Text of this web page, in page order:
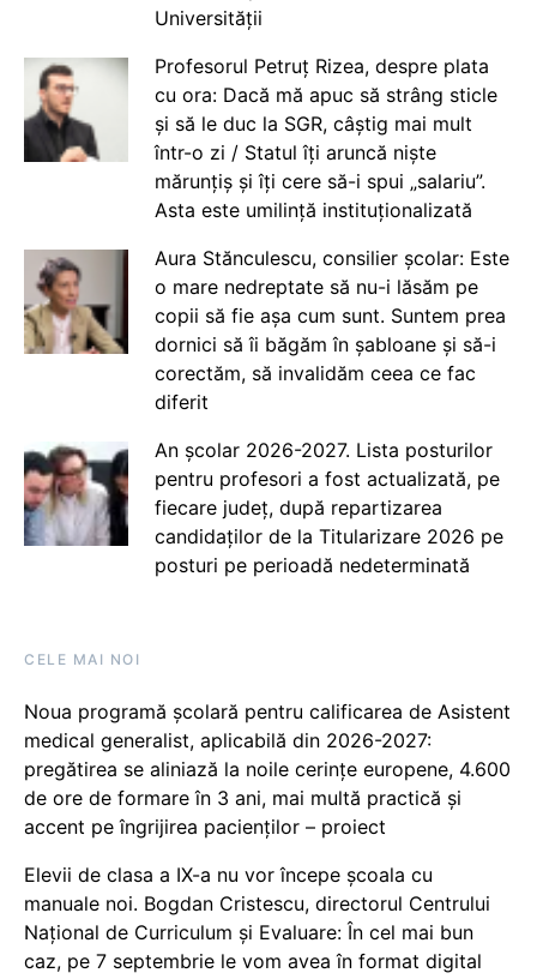
Universității
Profesorul Petruț Rizea, despre plata
cu ora: Dacă mă apuc să strâng sticle
și să le duc la SGR, câștig mai mult
într-o zi / Statul îți aruncă niște
mărunțiș și îți cere să-i spui „salariu”.
Asta este umilință instituționalizată
Aura Stănculescu, consilier școlar: Este
o mare nedreptate să nu-i lăsăm pe
copii să fie așa cum sunt. Suntem prea
dornici să îi băgăm în șabloane și să-i
corectăm, să invalidăm ceea ce fac
diferit
An școlar 2026-2027. Lista posturilor
pentru profesori a fost actualizată, pe
fiecare județ, după repartizarea
candidaților de la Titularizare 2026 pe
posturi pe perioadă nedeterminată
CELE MAI NOI
Noua programă școlară pentru calificarea de Asistent
medical generalist, aplicabilă din 2026-2027:
pregătirea se aliniază la noile cerințe europene, 4.600
de ore de formare în 3 ani, mai multă practică și
accent pe îngrijirea pacienților – proiect
Elevii de clasa a IX-a nu vor începe școala cu
manuale noi. Bogdan Cristescu, directorul Centrului
Național de Curriculum și Evaluare: În cel mai bun
caz, pe 7 septembrie le vom avea în format digital